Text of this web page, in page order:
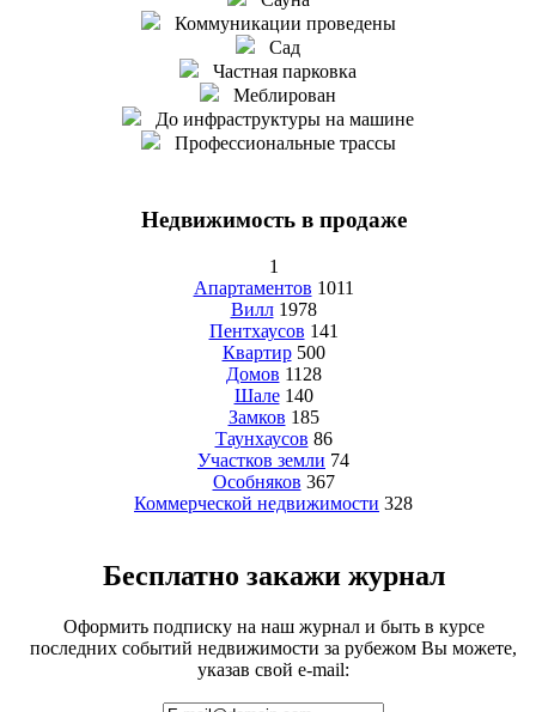
Коммуникации проведены
Сад
Частная парковка
Меблирован
До инфраструктуры на машине
Профессиональные трассы
Недвижимость в продаже
1
Апартаментов 1011
Вилл 1978
Пентхаусов 141
Квартир 500
Домов 1128
Шале 140
Замков 185
Таунхаусов 86
Участков земли 74
Особняков 367
Коммерческой недвижимости 328
Бесплатно закажи журнал
Оформить подписку на наш журнал и быть в курсе
последних событий недвижимости за рубежом Вы можете,
указав свой e-mail: